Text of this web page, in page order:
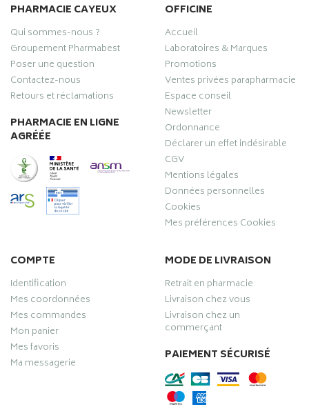
PHARMACIE CAYEUX
Qui sommes-nous ?
Groupement Pharmabest
Poser une question
Contactez-nous
Retours et réclamations
PHARMACIE EN LIGNE
AGRÉÉE
OFFICINE
Accueil
Laboratoires & Marques
Promotions
Ventes privées parapharmacie
Espace conseil
Newsletter
Ordonnance
Déclarer un effet indésirable
CGV
Mentions légales
Données personnelles
Cookies
Mes préférences Cookies
COMPTE
Identification
Mes coordonnées
Mes commandes
Mon panier
Mes favoris
Ma messagerie
MODE DE LIVRAISON
Retrait en pharmacie
Livraison chez vous
Livraison chez un
commerçant
PAIEMENT SÉCURISÉ